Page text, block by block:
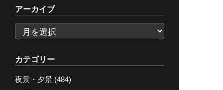
アーカイブ
ー
カ
イ
ブ
カテゴリー
夜景・夕景 (484)